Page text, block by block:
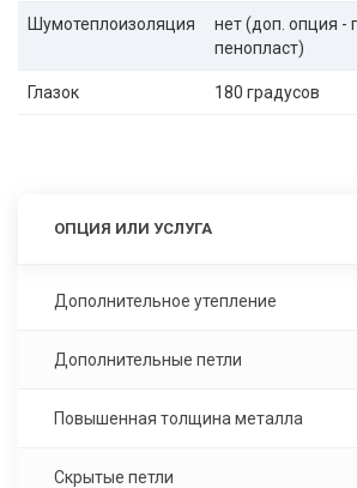
Шумотеплоизоляция
нет (доп. опция -
пенопласт)
Глазок 180 градусов
ОПЦИЯ ИЛИ УСЛУГА
Дополнительное утепление
Дополнительные петли
Повышенная толщина металла
Скрытые петли